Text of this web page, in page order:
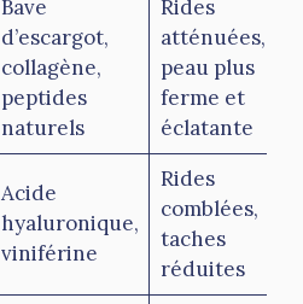
Bave
d’escargot,
collagène,
peptides
naturels
Rides
atténuées,
peau plus
ferme et
éclatante
Acide
hyaluronique,
viniférine
Rides
comblées,
taches
réduites